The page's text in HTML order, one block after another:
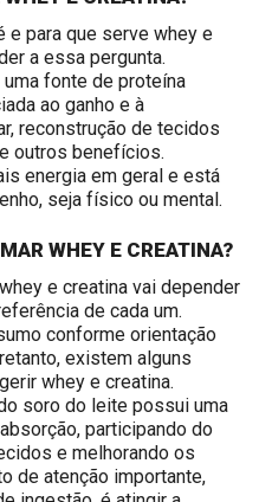
e para que serve whey e
a essa pergunta.
fonte de proteína
ao ganho e à
reconstrução de tecidos
outros benefícios.
energia em geral e está
seja físico ou mental.
WHEY E CREATINA?
e creatina vai depender
de cada um.
conforme orientação
existem alguns
whey e creatina.
soro do leite possui uma
participando do
e melhorando os
de atenção importante,